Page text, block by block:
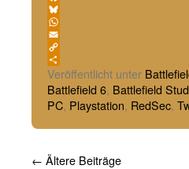
Facebook
Bluesky
WhatsApp
Email
Copy
Link
Teilen
Veröffentlicht unter
Battlefield 6, Battlefield
PC, Playstation, RedSec,
← Ältere Beiträge